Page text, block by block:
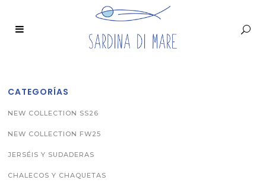
CATEGORÍAS
NEW COLLECTION SS26
NEW COLLECTION FW25
JERSÉIS Y SUDADERAS
CHALECOS Y CHAQUETAS